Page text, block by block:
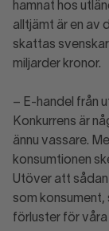
hamnat hos
alltjämt är en av
skattas
miljarder kronor.
– E-handel från
Konkurrens är
ännu vassare.
konsumtionen
Utöver att
som
förluster för våra